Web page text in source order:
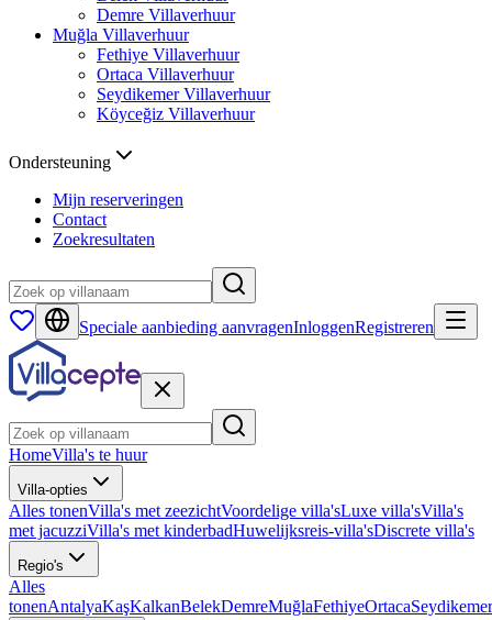
Demre Villaverhuur
Muğla Villaverhuur
Fethiye Villaverhuur
Ortaca Villaverhuur
Seydikemer Villaverhuur
Köyceğiz Villaverhuur
Ondersteuning
Mijn reserveringen
Contact
Zoekresultaten
Speciale aanbieding aanvragenInloggenRegistreren
HomeVilla's te huur
Villa-opties
Alles tonenVilla's met zeezichtVoordelige villa'sLuxe villa'sVilla's
met jacuzziVilla's met kinderbadHuwelijksreis-villa'sDiscrete villa's
Regio's
Alles
tonenAntalyaKaşKalkanBelekDemreMuğlaFethiyeOrtacaSeydikemer